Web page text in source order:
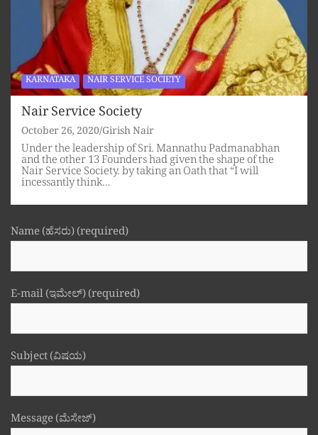
KARNATAKA NAIR SERVICE SOCIETY
Nair Service Society
October 26, 2020 Girish Nair
Under the leadership of Sri. Mannathu Padmanabhan
and the other 13 Founders had given the shape of the
Nair Service Society. by taking an Oath that “I will
incessantly think…
Name (ಹೆಸರು) (required)
E-mail (ಇಮೇಲ್) (required)
Subject (ವಿಷಯ)
Message (ಮೆಸೇಜ್)